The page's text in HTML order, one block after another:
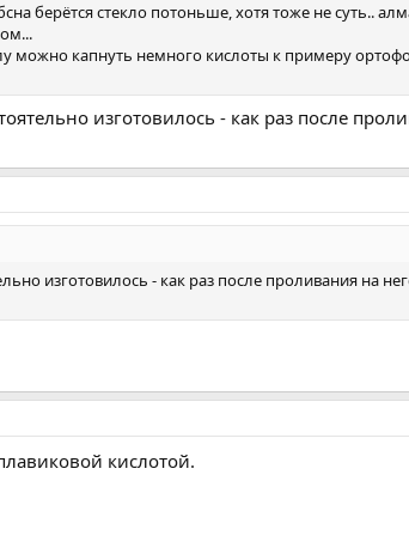
берётся стекло потоньше, хотя тоже не суть..
можно капнуть немного кислоты к примеру
изготовилось - как раз после
изготовилось - как раз после проливания на
кислотой.